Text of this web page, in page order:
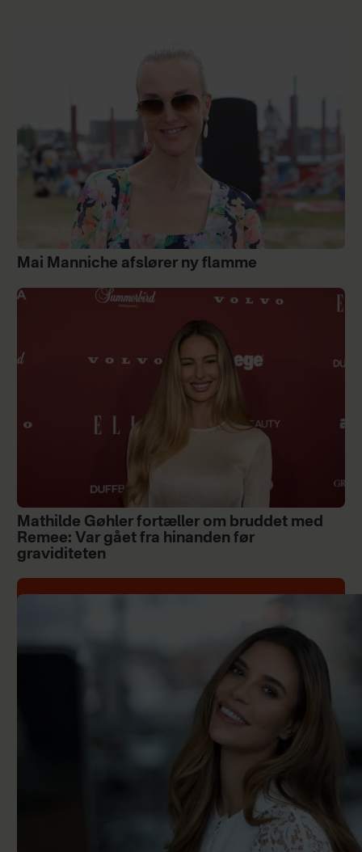
Mai Manniche afslører ny flamme
Mathilde Gøhler fortæller om bruddet med
Remee: Var gået fra hinanden før
graviditeten